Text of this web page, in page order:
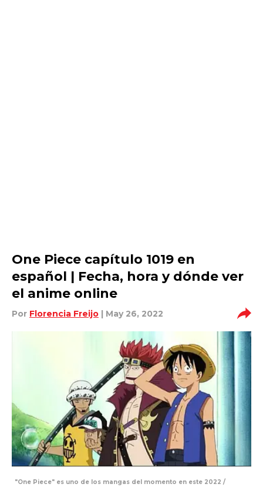
One Piece capítulo 1019 en
español | Fecha, hora y dónde ver
el anime online
Por Florencia Freijo | May 26, 2022
"One Piece" es uno de los mangas del momento en este 2022 /